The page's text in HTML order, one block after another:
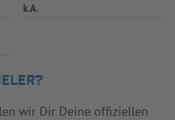
k.A.
wir Dir Deine offiziellen